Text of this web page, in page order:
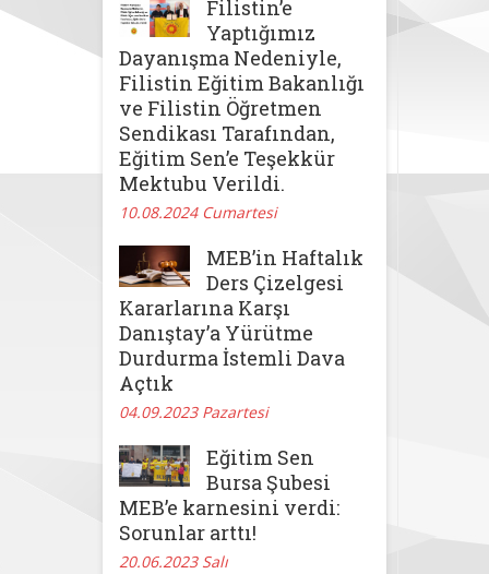
Filistin’e
Yaptığımız
Dayanışma Nedeniyle,
Filistin Eğitim Bakanlığı
ve Filistin Öğretmen
Sendikası Tarafından,
Eğitim Sen’e Teşekkür
Mektubu Verildi.
10.08.2024 Cumartesi
MEB’in Haftalık
Ders Çizelgesi
Kararlarına Karşı
Danıştay’a Yürütme
Durdurma İstemli Dava
Açtık
04.09.2023 Pazartesi
Eğitim Sen
Bursa Şubesi
MEB’e karnesini verdi:
Sorunlar arttı!
20.06.2023 Salı